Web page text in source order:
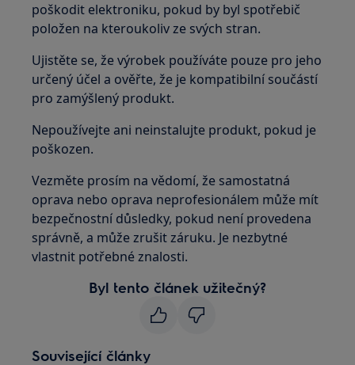
poškodit elektroniku, pokud by byl spotřebič
položen na kteroukoliv ze svých stran.
Ujistěte se, že výrobek používáte pouze pro jeho
určený účel a ověřte, že je kompatibilní součástí
pro zamýšlený produkt.
Nepoužívejte ani neinstalujte produkt, pokud je
poškozen.
Vezměte prosím na vědomí, že samostatná
oprava nebo oprava neprofesionálem může mít
bezpečnostní důsledky, pokud není provedena
správně, a může zrušit záruku. Je nezbytné
vlastnit potřebné znalosti.
Byl tento článek užitečný?
Související články